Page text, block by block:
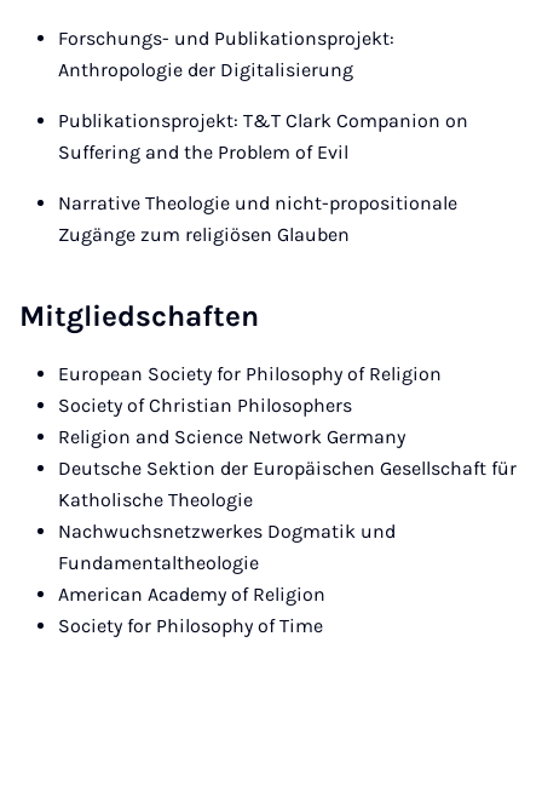
Forschungs- und Publikationsprojekt:
Anthropologie der Digitalisierung
Publikationsprojekt: T&T Clark Companion on
Suffering and the Problem of Evil
Narrative Theologie und nicht-propositionale
Zugänge zum religiösen Glauben
Mitgliedschaften
European Society for Philosophy of Religion
Society of Christian Philosophers
Religion and Science Network Germany
Deutsche Sektion der Europäischen Gesellschaft für
Katholische Theologie
Nachwuchsnetzwerkes Dogmatik und
Fundamentaltheologie
American Academy of Religion
Society for Philosophy of Time